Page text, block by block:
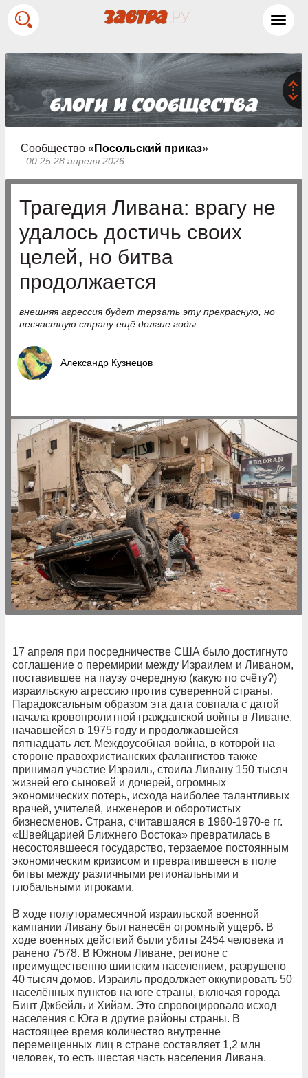
Сообщество « Посольский приказ»
00:25 28 апреля 2026
Трагедия Ливана: врагу не
удалось достичь своих
целей, но битва
продолжается
внешняя агрессия будет терзать эту прекрасную, но
несчастную страну ещё долгие годы
Александр Кузнецов
17 апреля при посредничестве США было достигнуто
соглашение о перемирии между Израилем и Ливаном,
поставившее на паузу очередную (какую по счёту?)
израильскую агрессию против суверенной страны.
Парадоксальным образом эта дата совпала с датой
начала кровопролитной гражданской войны в Ливане,
начавшейся в 1975 году и продолжавшейся
пятнадцать лет. Междоусобная война, в которой на
стороне правохристианских фалангистов также
принимал участие Израиль, стоила Ливану 150 тысяч
жизней его сыновей и дочерей, огромных
экономических потерь, исхода наиболее талантливых
врачей, учителей, инженеров и оборотистых
бизнесменов. Страна, считавшаяся в 1960-1970-е гг.
«Швейцарией Ближнего Востока» превратилась в
несостоявшееся государство, терзаемое постоянным
экономическим кризисом и превратившееся в поле
битвы между различными региональными и
глобальными игроками.
В ходе полуторамесячной израильской военной
кампании Ливану был нанесён огромный ущерб. В
ходе военных действий были убиты 2454 человека и
ранено 7578. В Южном Ливане, регионе с
преимущественно шиитским населением, разрушено
40 тысяч домов. Израиль продолжает оккупировать 50
населённых пунктов на юге страны, включая города
Бинт Джбейль и Хийам. Это спровоцировало исход
населения с Юга в другие районы страны. В
настоящее время количество внутренне
перемещенных лиц в стране составляет 1,2 млн
человек, то есть шестая часть населения Ливана.